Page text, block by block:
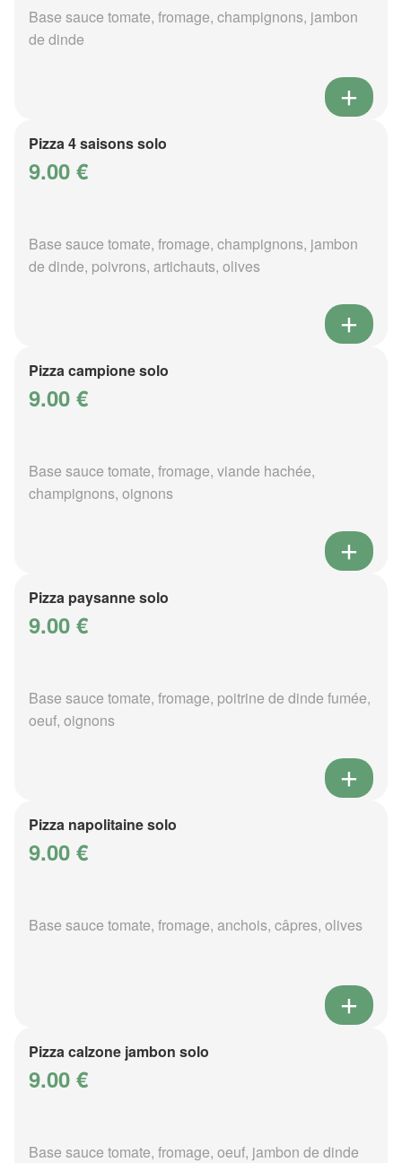
Base sauce tomate, fromage, champignons, jambon
de dinde
Pizza 4 saisons solo
9.00 €
Base sauce tomate, fromage, champignons, jambon
de dinde, poivrons, artichauts, olives
Pizza campione solo
9.00 €
Base sauce tomate, fromage, viande hachée,
champignons, oignons
Pizza paysanne solo
9.00 €
Base sauce tomate, fromage, poitrine de dinde fumée,
oeuf, oignons
Pizza napolitaine solo
9.00 €
Base sauce tomate, fromage, anchois, câpres, olives
Pizza calzone jambon solo
9.00 €
Base sauce tomate, fromage, oeuf, jambon de dinde